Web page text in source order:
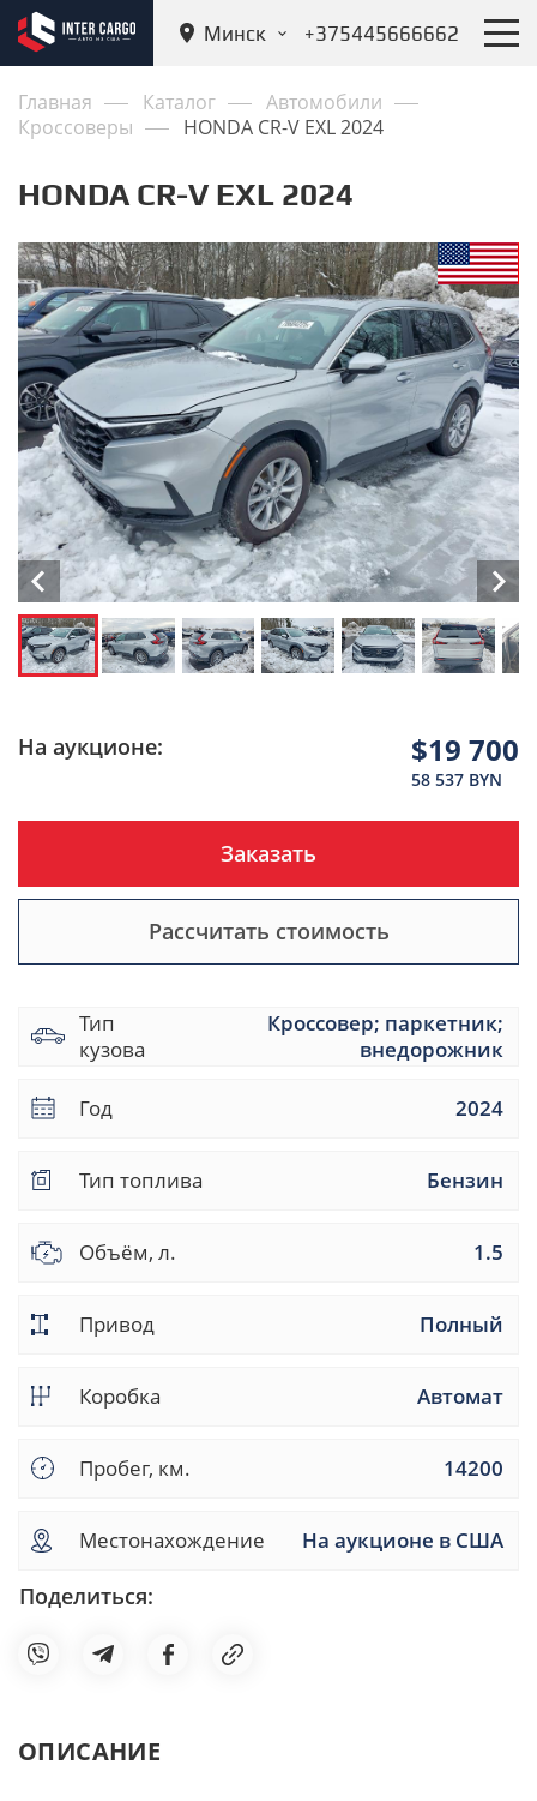
Минск +375445666662
Главная Каталог
Автомобили
Кроссоверы
HONDA CR-V EXL 2024
HONDA CR-V EXL 2024
На аукционе: $19 700
58 537 BYN
Заказать
Рассчитать стоимость
Тип
кузова
Кроссовер; паркетник;
внедорожник
Год 2024
Тип топлива Бензин
Объём, л. 1.5
Привод Полный
Коробка Автомат
Пробег, км. 14200
Местонахождение На аукционе в США
Поделиться:
ОПИСАНИЕ